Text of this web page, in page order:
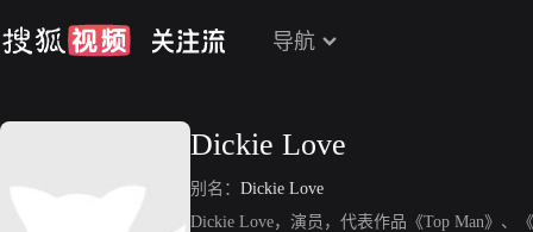
导航
Dickie Love
别名： Dickie Love
Dickie Love，演员，代表作品《Top Man》、